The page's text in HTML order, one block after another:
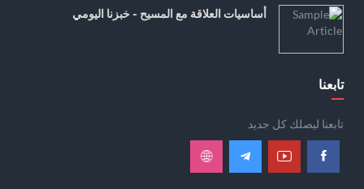
أساسيات العلاقة مع المسيح - خبزنا اليومي
تابعنا
تابعنا ليصلك كل جديد